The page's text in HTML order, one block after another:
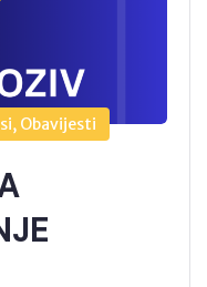
Obavijesti